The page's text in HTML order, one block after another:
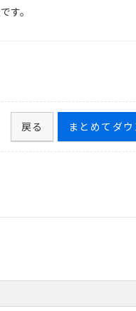
す。
まとめてダ
戻る